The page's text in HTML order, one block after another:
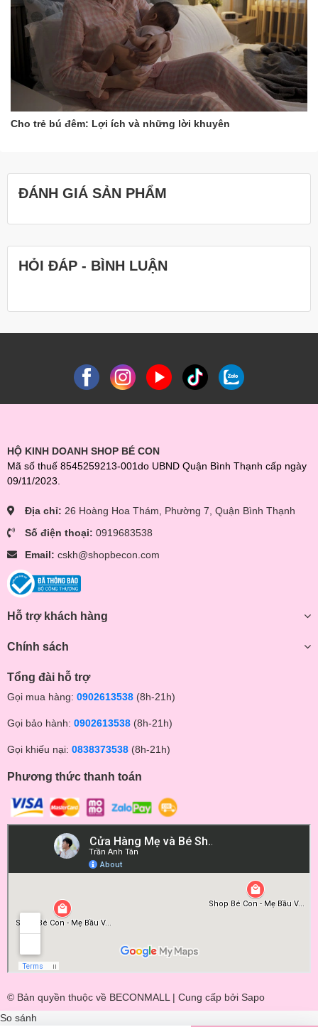
Cho trẻ bú đêm: Lợi ích và những lời khuyên
ĐÁNH GIÁ SẢN PHẨM
HỎI ĐÁP - BÌNH LUẬN
HỘ KINH DOANH SHOP BÉ CON
Mã số thuế 8545259213-001do UBND Quận Bình Thạnh cấp ngày
09/11/2023.
Địa chỉ: 26 Hoàng Hoa Thám, Phường 7, Quận Bình Thạnh
Số điện thoại: 0919683538
Email: cskh@shopbecon.com
Hỗ trợ khách hàng
Chính sách
Tổng đài hỗ trợ
Gọi mua hàng: 0902613538 (8h-21h)
Gọi bảo hành: 0902613538 (8h-21h)
Gọi khiếu nại: 0838373538 (8h-21h)
Phương thức thanh toán
© Bản quyền thuộc về BECONMALL | Cung cấp bởi Sapo
So sánh